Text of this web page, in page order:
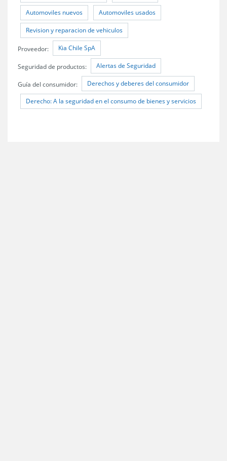
Automoviles nuevos Automoviles usados
Revision y reparacion de vehiculos
Proveedor: Kia Chile SpA
Seguridad de productos: Alertas de Seguridad
Guía del consumidor: Derechos y deberes del consumidor
Derecho: A la seguridad en el consumo de bienes y servicios